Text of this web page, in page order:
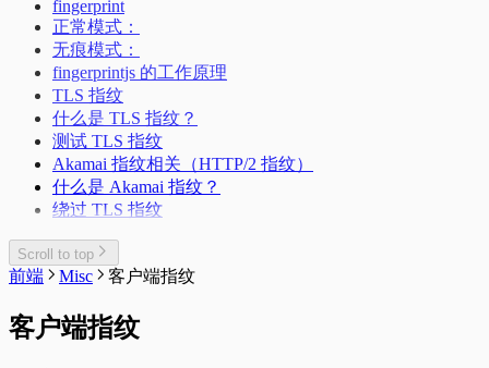
fingerprint
正常模式：
无痕模式：
fingerprintjs 的工作原理
TLS 指纹
什么是 TLS 指纹？
测试 TLS 指纹
Akamai 指纹相关（HTTP/2 指纹）
什么是 Akamai 指纹？
绕过 TLS 指纹
Scroll to top
前端 Misc 客户端指纹
客户端指纹